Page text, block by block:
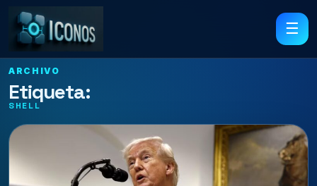
☰
ARCHIVO
Etiqueta:
SHELL